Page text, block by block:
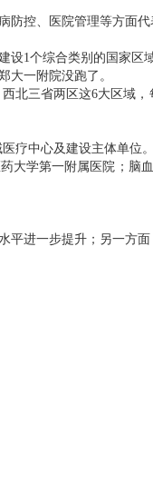
控、医院管理等方面
1个综合类别的国家区
大一附院没跑了。
北三省两区这6大区域
疗中心及建设主体单位。
大学第一附属医院；脑
进一步提升；另一方